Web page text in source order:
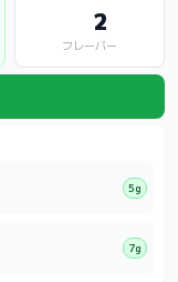
2
フレーバー
5g
7g